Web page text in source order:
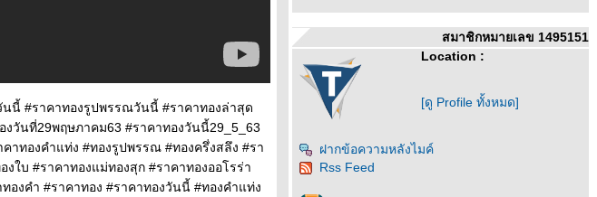
นี้ #ราคาทองรูปพรรณวันนี้ #ราคาทองล่าสุด
งวันที่29พฤษภาคม63 #ราคาทองวันนี้29_5_63
ทองคําแท่ง #ทองรูปพรรณ #ทองครึ่งสลึง #รา
งใบ #ราคาทองแม่ทองสุก #ราคาทองออโรร่า
งคำ #ราคาทอง #ราคาทองวันนี้ #ทองคำแท่ง
สมาชิกหมายเลข 1495151
Location :
[ดู Profile ทั้งหมด]
ฝากข้อความหลังไมค์
Rss Feed